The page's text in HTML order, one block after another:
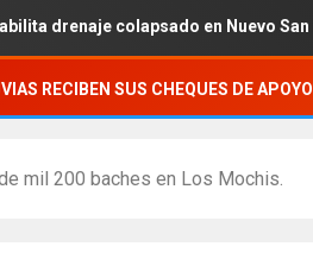
colapsado en Nuevo San Miguel.
RECIBEN SUS CHEQUES DE APOYO
mil 200 baches en Los Mochis.